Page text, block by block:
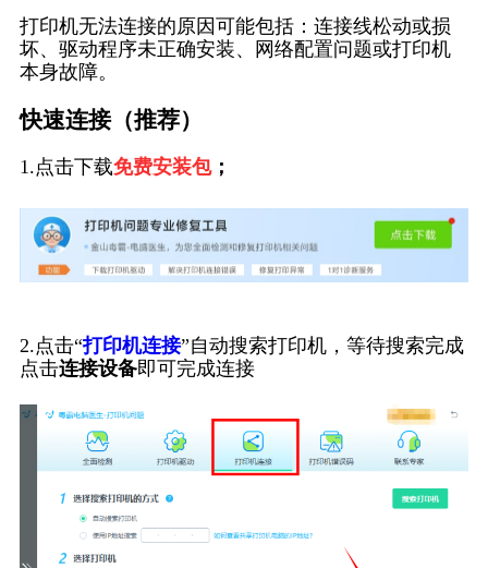
打印机无法连接的原因可能包括：连接线松动或损
坏、驱动程序未正确安装、网络配置问题或打印机
本身故障。
快速连接（推荐）
1.点击下载免费安装包；
2.点击“打印机连接”自动搜索打印机，等待搜索完成
点击连接设备即可完成连接